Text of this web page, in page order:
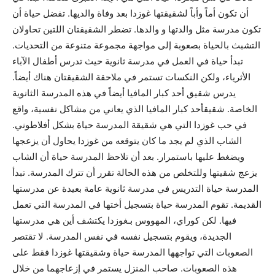
أن تكون أماً وأباً لشقيقتها غوزدا بعد وفاة والديها. تفضل حياة أن
تكون مدرسة مثل والدتها و والدها. تضطر الشقيقتان اللتين تحاولان
التشبث بالحياة بصعوبة إلى مواجهة مجموعة متنوعة من التحديات.
تبدأ حياة في العمل في مدرسة ثانوية حيث تدرس أطفال الآباء
الأثرياء، ولكن النكسات تستمر في ملاحقة الشقيقتان هناك أيضاً.
يدرس شقيق أحد كبار المافيا أيضاً في هذه المدرسة الثانوية
الخاصة. شقيقأحد كبار المافيا الذي يعاني من مشاكل نفسية، واقع
في حب غوزدا التي هي شقيقة المدرسة حياة بشكل أفلاطوني.
الشاب الذي لم يجد ما كان يتوقعه من غوزدا يحاول أن يزعجها
ويضغط عليها باستمرار. بعد أن تلاحظ المدرسة حياة أن الشاب
يزعج شقيتها وللتخلص من هذه الحالة تقرر أن تترك المدرسة. تبدأ
المدرسة حياة التدريس في مدرسة ثانوية عامة بعيدة عن مدرستها
القديمة. تقوم المدرسة حياة بتسجيل أختها في المدرسة التي تعمل
فيها. لكن كوراي، المهووس بـغوزدا يكتشف أين هي مدرستها
الجديدة، ويقوم بتسجيل نفسه في نفس المدرسة. لا تقتصر
الصعوبات التي تواجهها المدرسة حياة وشقيقتها غوزدا فقط على
هذه الصعوبات. صاحب المنزل يستمر في إزعاجهما من خلال